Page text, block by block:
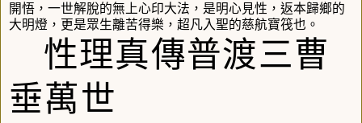
開悟，一世解脫的無上心印大法，是明心見性，返本歸鄉的
大明燈，更是眾生離苦得樂，超凡入聖的慈航寶筏也。
性理真傳普渡三曹
垂萬世